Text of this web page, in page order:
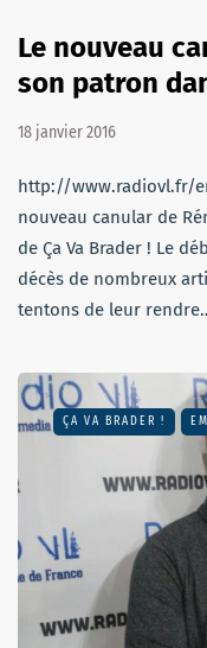
Le nouveau
son patron
18 janvier 2016
http://www.radiovl.fr/
nouveau canular de
de Ça Va Brader ! Le
décès de nombreux
tentons de leur
ÇA VA BRADER !